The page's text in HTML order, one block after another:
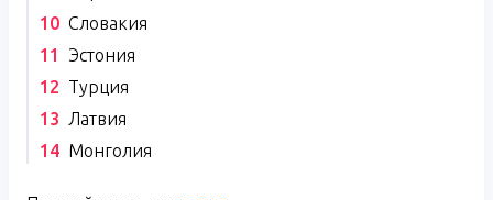
Словакия
Эстония
Турция
Латвия
Монголия